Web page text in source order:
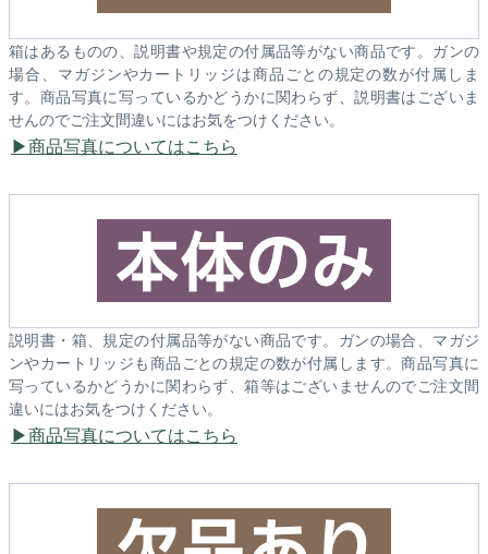
箱はあるものの、説明書や規定の付属品等がない商品です。ガンの
場合、マガジンやカートリッジは商品ごとの規定の数が付属しま
す。商品写真に写っているかどうかに関わらず、説明書はございま
せんのでご注文間違いにはお気をつけください。
商品写真についてはこちら
説明書・箱、規定の付属品等がない商品です。ガンの場合、マガジ
ンやカートリッジも商品ごとの規定の数が付属します。商品写真に
写っているかどうかに関わらず、箱等はございませんのでご注文間
違いにはお気をつけください。
商品写真についてはこちら